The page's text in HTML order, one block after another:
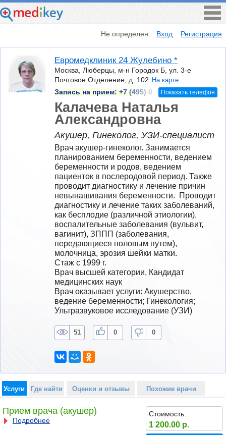
Не определен Вход Регистрация
Евромедклиник 24 Жулебино *
Москва, Люберцы, м-н Городок Б, ул. 3-е
Почтовое Отделение, д. 102 На карте
Запись на прием: +7 (495) 0 Показать телефон
Калачева Наталья
Александровна
Акушер, Гинеколог, УЗИ-специалист
Врач акушер-гинеколог. Занимается
планированием беременности, ведением
беременности и родов, ведением
пациенток в послеродовой период. Также
проводит диагностику и лечение причин
невынашивания беременности.  Проводит
диагностику и лечение таких заболеваний,
как бесплодие (различной этиологии),
воспалительные заболевания (вульвит,
вагинит), ЗППП (заболевания,
передающиеся половым путем),
молочница, эрозия шейки матки.
Стаж с 1999 г.
Врач высшей категории, Кандидат
медицинских наук
Врач оказывает услуги: Акушерство,
ведение беременности; Гинекология;
Ультразвуковое исследование (УЗИ)
51 0 0
Услуги Где найти Оценки и отзывы Похожие врачи
Прием врача (акушер)
Подробнее
Стоимость:
1 200.00 р.